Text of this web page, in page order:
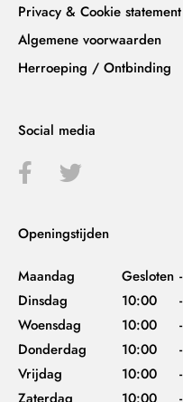
Privacy & Cookie statement
Algemene voorwaarden
Herroeping / Ontbinding
Social media
Openingstijden
Maandag Gesloten -
Dinsdag
10:00 -
Woensdag
10:00 -
Donderdag
10:00 -
Vrijdag
10:00 -
Zaterdag
10:00 -